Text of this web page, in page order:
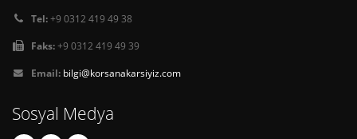
Tel:+9 0312 419 49 38
Faks:+9 0312 419 49 39
Email: bilgi@korsanakarsiyiz.com
Sosyal Medya